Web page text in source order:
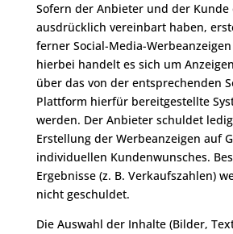
Sofern der Anbieter und der Kunde
ausdrücklich vereinbart haben,
ferner Social-Media-
hierbei handelt es sich um
über das von der entsprechenden
Plattform hierfür bereitgestellte
werden. Der Anbieter schuldet
Erstellung der Werbeanzeigen auf
individuellen Kundenwunsches.
Ergebnisse (z. B. Verkaufszahlen)
nicht geschuldet.
Die Auswahl der Inhalte (Bilder,